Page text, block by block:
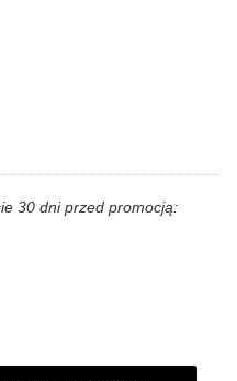
30 dni przed promocją: